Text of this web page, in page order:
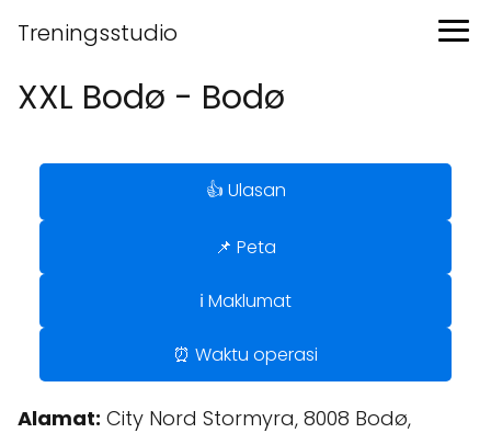
Treningsstudio
XXL Bodø - Bodø
👍 Ulasan
📌 Peta
ℹ️ Maklumat
⏰ Waktu operasi
Alamat: City Nord Stormyra, 8008 Bodø,